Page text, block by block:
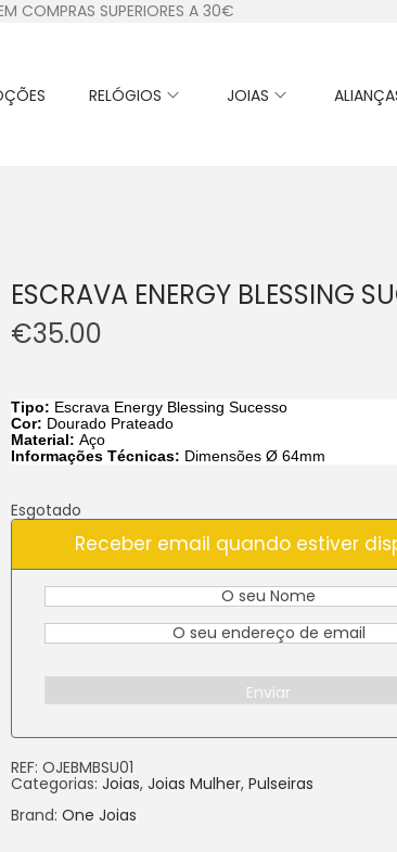
COMPRAS SUPERIORES A 30€
RELÓGIOS JOIAS
ESCRAVA ENERGY BLESSING
€35.00
Tipo: Escrava Energy Blessing Sucesso
Cor: Dourado Prateado
Material: Aço
Informações Técnicas: Dimensões Ø 64mm
Esgotado
Receber email quando estiver
Enviar
REF: OJEBMBSU01
Categorias: Joias, Joias Mulher, Pulseiras
Brand: One Joias